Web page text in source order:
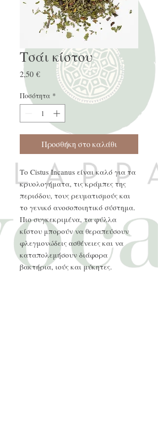
Τσάι κίστου
2,50 €Τιμή
Ποσότητα *
Προσθήκη στο καλάθι
Το Cistus Incanus είναι καλό για τα
κρυολογήματα, τις κράμπες της
περιόδου, τους ρευματισμούς και
το γενικό ανοσοποιητικό σύστημα.
Πιο συγκεκριμένα, τα φύλλα
κίστου μπορούν να θεραπεύσουν
φλεγμονώδεις ασθένειες και να
καταπολεμήσουν διάφορα
βακτήρια, ιούς και μύκητες.